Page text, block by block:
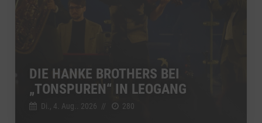
DIE HANKE BROTHERS BEI
„TONSPUREN“ IN LEOGANG
Di., 4. Aug.. 2026 // 280